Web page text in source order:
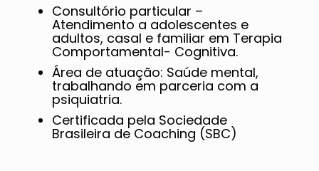
Consultório particular –
Atendimento a adolescentes e
adultos, casal e familiar em Terapia
Comportamental- Cognitiva.
Área de atuação: Saúde mental,
trabalhando em parceria com a
psiquiatria.
Certificada pela Sociedade
Brasileira de Coaching (SBC)